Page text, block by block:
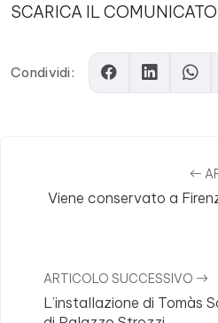
SCARICA IL
Condividi:
Viene conservato a
ARTICOLO SUCCESSIVO
L’installazione di Tomàs